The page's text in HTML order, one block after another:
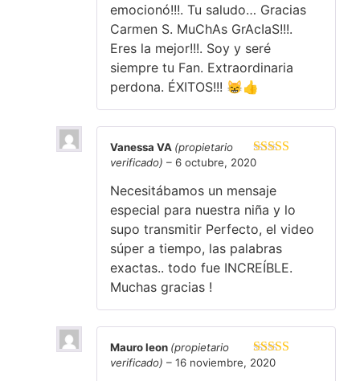
emocionó!!!. Tu saludo… Gracias
Carmen S. MuChAs GrAcIaS!!!.
Eres la mejor!!!. Soy y seré
siempre tu Fan. Extraordinaria
perdona. ÉXITOS!!! 😸👍
Valorado en
Vanessa VA (propietario
verificado) – 6 octubre, 2020
Necesitábamos un mensaje
especial para nuestra niña y lo
supo transmitir Perfecto, el video
súper a tiempo, las palabras
exactas.. todo fue INCREÍBLE.
Muchas gracias !
Valorado en
Mauro leon (propietario
verificado) – 16 noviembre, 2020